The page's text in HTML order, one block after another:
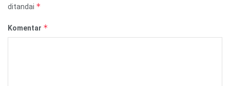
ditandai *
Komentar *